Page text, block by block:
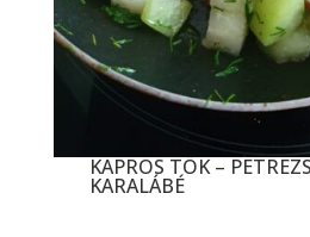
KAPROS TÖK –
KARALÁBÉ